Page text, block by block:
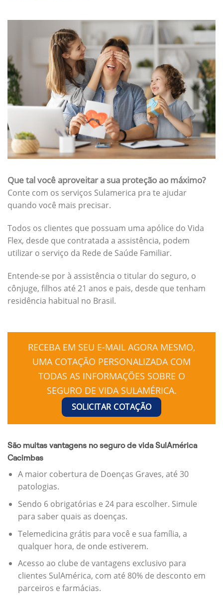
Que tal você aproveitar a sua proteção ao máximo?
Conte com os serviços Sulamerica pra te ajudar
quando você mais precisar.
Todos os clientes que possuam uma apólice do Vida
Flex, desde que contratada a assistência, podem
utilizar o serviço da Rede de Saúde Familiar.
Entende-se por à assistência o titular do seguro, o
cônjuge, filhos até 21 anos e pais, desde que tenham
residência habitual no Brasil.
RECEBA EM SEU E-MAIL AGORA MESMO,
UMA COTAÇÃO PERSONALIZADA COM
TODAS AS INFORMAÇÕES SOBRE O
SEGURO DE VIDA SULAMÉRICA.
SOLICITAR COTAÇÃO
São muitas vantagens no seguro de vida SulAmérica
Cacimbas
A maior cobertura de Doenças Graves, até 30
patologias.
Sendo 6 obrigatórias e 24 para escolher. Simule
para saber quais as doenças.
Telemedicina grátis para você e sua família, a
qualquer hora, de onde estiverem.
Acesso ao clube de vantagens exclusivo para
clientes SulAmérica, com até 80% de desconto em
parceiros e farmácias.